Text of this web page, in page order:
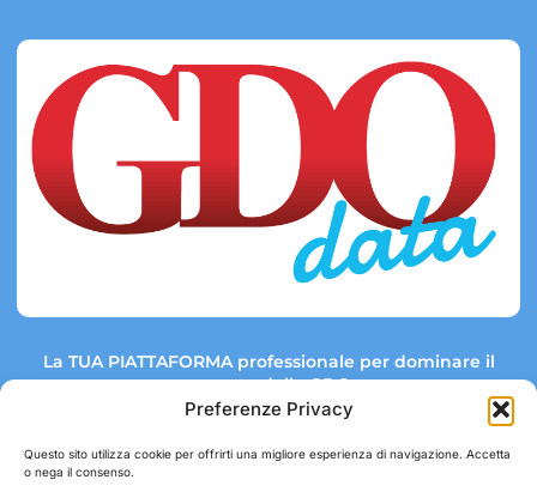
Preferenze Privacy
Questo sito utilizza cookie per offrirti una migliore esperienza di navigazione. Accetta
o nega il consenso.
La TUA PIATTAFORMA professionale per dominare il
mercato della GDO.
Link rapidi: